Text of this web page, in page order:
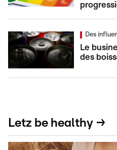
Des
Le
des
Letz be healthy →